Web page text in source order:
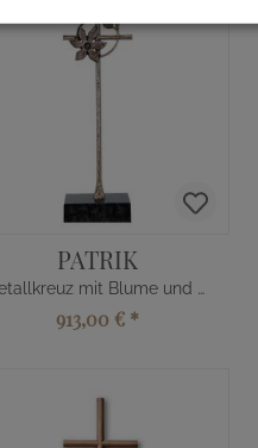
PATRIK
Metallkreuz mit Blume und Blättern
913,00 € *